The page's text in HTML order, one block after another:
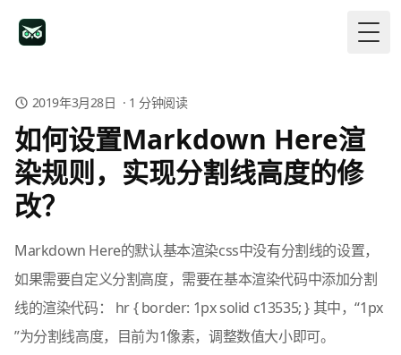
2019年3月28日 · 1 分钟阅读
如何设置Markdown Here渲
染规则，实现分割线高度的修
改？
Markdown Here的默认基本渲染css中没有分割线的设置，
如果需要自定义分割高度，需要在基本渲染代码中添加分割
线的渲染代码： hr { border: 1px solid c13535; } 其中，“1px
”为分割线高度，目前为1像素，调整数值大小即可。